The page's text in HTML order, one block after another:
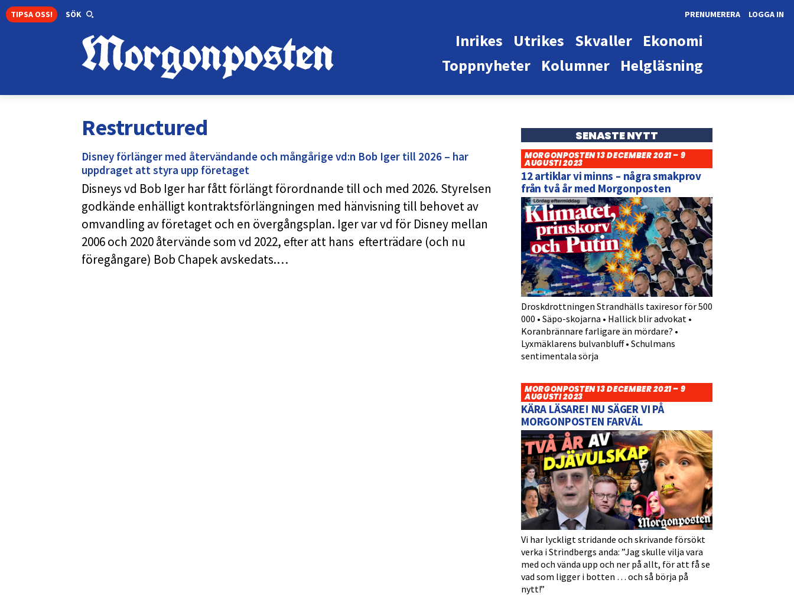
TIPSA OSS! SÖK LOGGA IN
PRENUMERERA
Ekonomi
Skvaller
Utrikes
Inrikes
Helgläsning
Kolumner
Toppnyheter
Restructured
Disney förlänger med återvändande och mångårige vd:n Bob Iger till 2026 – har
uppdraget att styra upp företaget
Disneys vd Bob Iger har fått förlängt förordnande till och med 2026. Styrelsen
godkände enhälligt kontraktsförlängningen med hänvisning till behovet av
omvandling av företaget och en övergångsplan. Iger var vd för Disney mellan
2006 och 2020 återvände som vd 2022, efter att hans efterträdare (och nu
föregångare) Bob Chapek avskedats.…
SENASTE NYTT
MORGONPOSTEN 13 DECEMBER 2021 – 9
AUGUSTI 2023
12 artiklar vi minns – några smakprov
från två år med Morgonposten
Droskdrottningen Strandhälls taxiresor för 500
000 • Säpo-skojarna • Hallick blir advokat •
Koranbrännare farligare än mördare? •
Lyxmäklarens bulvanbluff • Schulmans
sentimentala sörja
MORGONPOSTEN 13 DECEMBER 2021 – 9
AUGUSTI 2023
KÄRA LÄSARE! NU SÄGER VI PÅ
MORGONPOSTEN FARVÄL
Vi har lyckligt stridande och skrivande försökt
verka i Strindbergs anda: ”Jag skulle vilja vara
med och vända upp och ner på allt, för att få se
vad som ligger i botten … och så börja på
nytt!”